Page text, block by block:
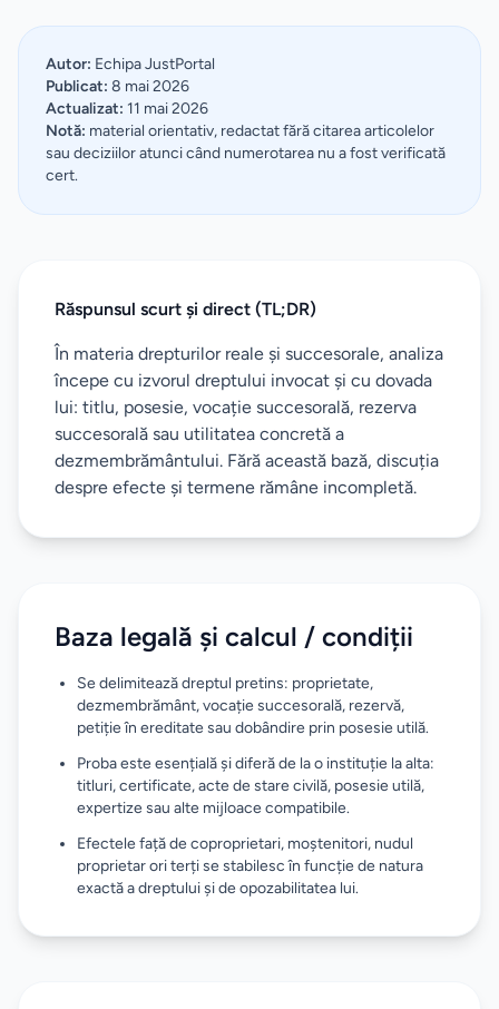
Autor: Echipa JustPortal
Publicat: 8 mai 2026
Actualizat: 11 mai 2026
Notă: material orientativ, redactat fără citarea articolelor
sau deciziilor atunci când numerotarea nu a fost verificată
cert.
Răspunsul scurt și direct (TL;DR)
În materia drepturilor reale și succesorale, analiza
începe cu izvorul dreptului invocat și cu dovada
lui: titlu, posesie, vocație succesorală, rezerva
succesorală sau utilitatea concretă a
dezmembrământului. Fără această bază, discuția
despre efecte și termene rămâne incompletă.
Baza legală și calcul / condiții
Se delimitează dreptul pretins: proprietate,
dezmembrământ, vocație succesorală, rezervă,
petiție în ereditate sau dobândire prin posesie utilă.
Proba este esențială și diferă de la o instituție la alta:
titluri, certificate, acte de stare civilă, posesie utilă,
expertize sau alte mijloace compatibile.
Efectele față de coproprietari, moștenitori, nudul
proprietar ori terți se stabilesc în funcție de natura
exactă a dreptului și de opozabilitatea lui.